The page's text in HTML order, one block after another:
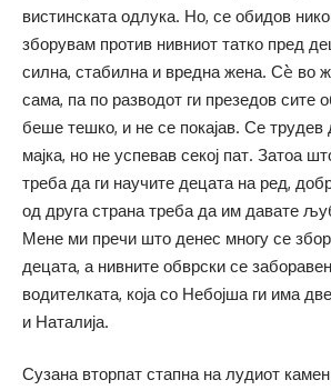
вистинската одлука. Но, се обидов
зборувам против нивниот татко пред
силна, стабилна и вредна жена. Сè во
сама, па по разводот ги презедов сите
беше тешко, и не се покајав. Се трудев
мајка, но не успевав секој пат. Затоа
треба да ги научите децата на ред,
од друга страна треба да им давате
Мене ми пречи што денес многу се
децата, а нивните обврски се
водителката, која со Небојша ги има
и Наталија.
Сузана вторпат стапна на лудиот